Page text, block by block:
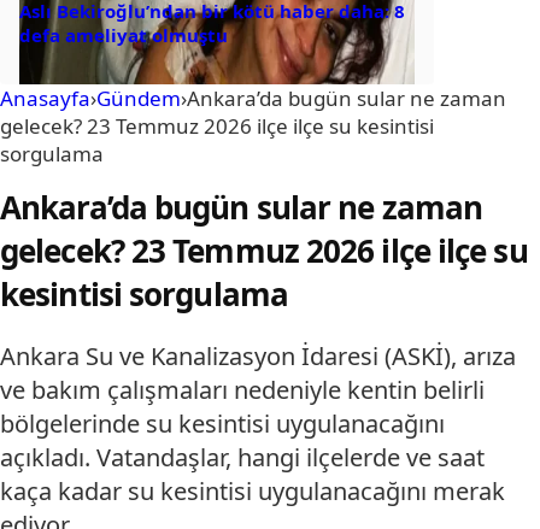
Aslı Bekiroğlu’ndan bir kötü haber daha: 8
defa ameliyat olmuştu
Anasayfa›Gündem›Ankara’da bugün sular ne zaman
gelecek? 23 Temmuz 2026 ilçe ilçe su kesintisi
sorgulama
Ankara’da bugün sular ne zaman
gelecek? 23 Temmuz 2026 ilçe ilçe su
kesintisi sorgulama
Ankara Su ve Kanalizasyon İdaresi (ASKİ), arıza
ve bakım çalışmaları nedeniyle kentin belirli
bölgelerinde su kesintisi uygulanacağını
açıkladı. Vatandaşlar, hangi ilçelerde ve saat
kaça kadar su kesintisi uygulanacağını merak